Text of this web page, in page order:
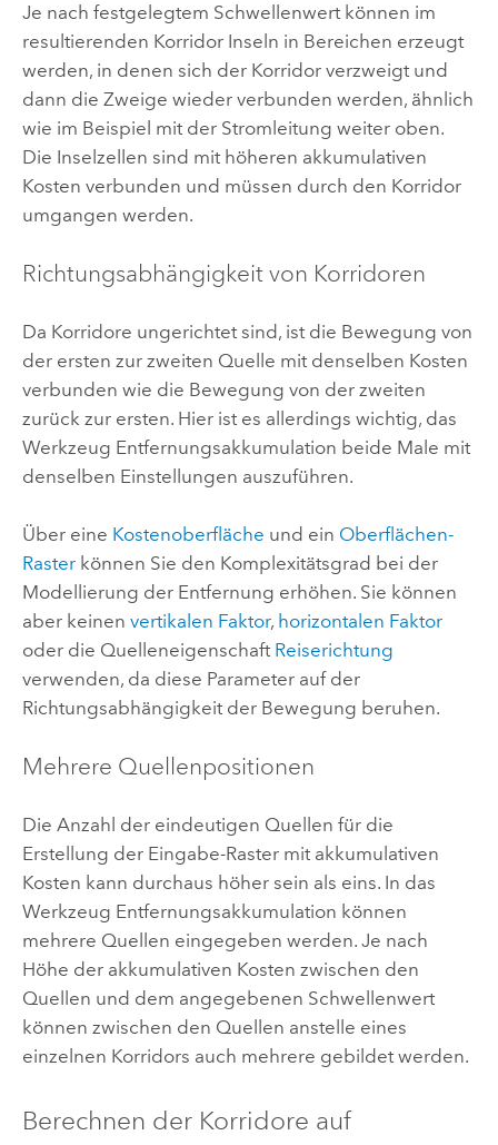
Je nach festgelegtem Schwellenwert können im
resultierenden Korridor Inseln in Bereichen erzeugt
werden, in denen sich der Korridor verzweigt und
dann die Zweige wieder verbunden werden, ähnlich
wie im Beispiel mit der Stromleitung weiter oben.
Die Inselzellen sind mit höheren akkumulativen
Kosten verbunden und müssen durch den Korridor
umgangen werden.
Richtungsabhängigkeit von Korridoren
Da Korridore ungerichtet sind, ist die Bewegung von
der ersten zur zweiten Quelle mit denselben Kosten
verbunden wie die Bewegung von der zweiten
zurück zur ersten. Hier ist es allerdings wichtig, das
Werkzeug Entfernungsakkumulation beide Male mit
denselben Einstellungen auszuführen.
Über eine Kostenoberfläche und ein Oberflächen-
Rasterkönnen Sie den Komplexitätsgrad bei der
Modellierung der Entfernung erhöhen. Sie können
aber keinen vertikalen Faktor, horizontalen Faktor
oder die Quelleneigenschaft Reiserichtung
verwenden, da diese Parameter auf der
Richtungsabhängigkeit der Bewegung beruhen.
Mehrere Quellenpositionen
Die Anzahl der eindeutigen Quellen für die
Erstellung der Eingabe-Raster mit akkumulativen
Kosten kann durchaus höher sein als eins. In das
Werkzeug Entfernungsakkumulation können
mehrere Quellen eingegeben werden. Je nach
Höhe der akkumulativen Kosten zwischen den
Quellen und dem angegebenen Schwellenwert
können zwischen den Quellen anstelle eines
einzelnen Korridors auch mehrere gebildet werden.
Berechnen der Korridore auf